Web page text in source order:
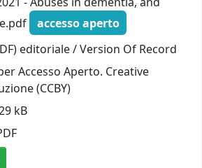
accesso aperto
editoriale / Version Of Record
Accesso Aperto. Creative
(CCBY)
kB